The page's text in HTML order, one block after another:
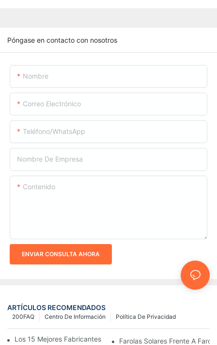
Póngase en contacto con nosotros
Nombre
Correo Electrónico
Teléfono/WhatsApp
Nombre De Empresa
Contenido
ENVIAR CONSULTA AHORA
ARTÍCULOS RECOMENDADOS
Política De Privacidad
Centro De Información
200FAQ
Los 15 Mejores Fabricantes De Farolas Solares Del Mundo
Farolas Solares Frente A